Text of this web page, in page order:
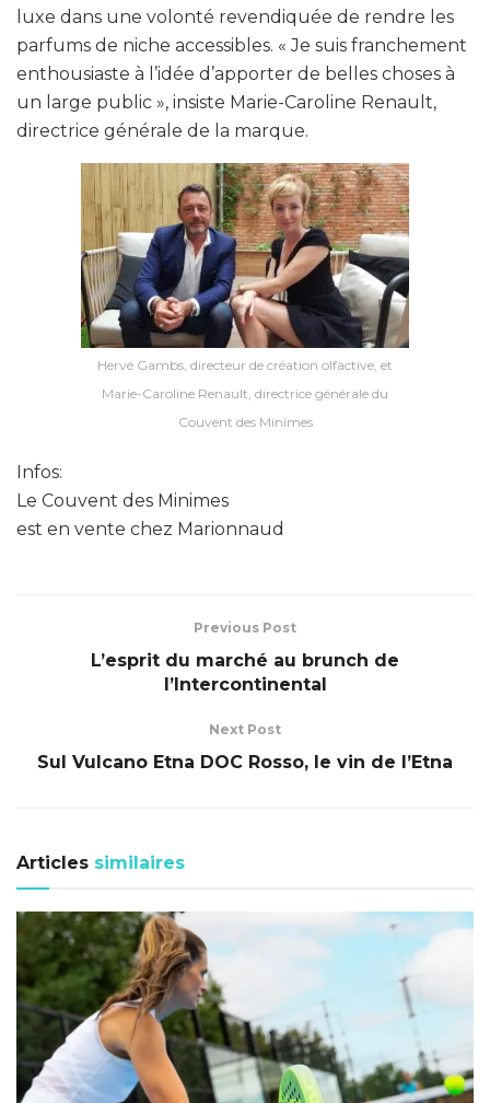
luxe dans une volonté revendiquée de rendre les
parfums de niche accessibles. « Je suis franchement
enthousiaste à l’idée d’apporter de belles choses à
un large public », insiste Marie-Caroline Renault,
directrice générale de la marque.
Hervé Gambs, directeur de création olfactive, et
Marie-Caroline Renault, directrice générale du
Couvent des Minimes
Infos:
Le Couvent des Minimes
est en vente chez Marionnaud
Previous Post
L’esprit du marché au brunch de
l’Intercontinental
Next Post
Sul Vulcano Etna DOC Rosso, le vin de l’Etna
Articles similaires